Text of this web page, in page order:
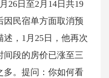
26日至2月14日共19
因民宿单方面取消预
，1月25日，他再次
间段的房价已涨至三
多。提问：你如何看